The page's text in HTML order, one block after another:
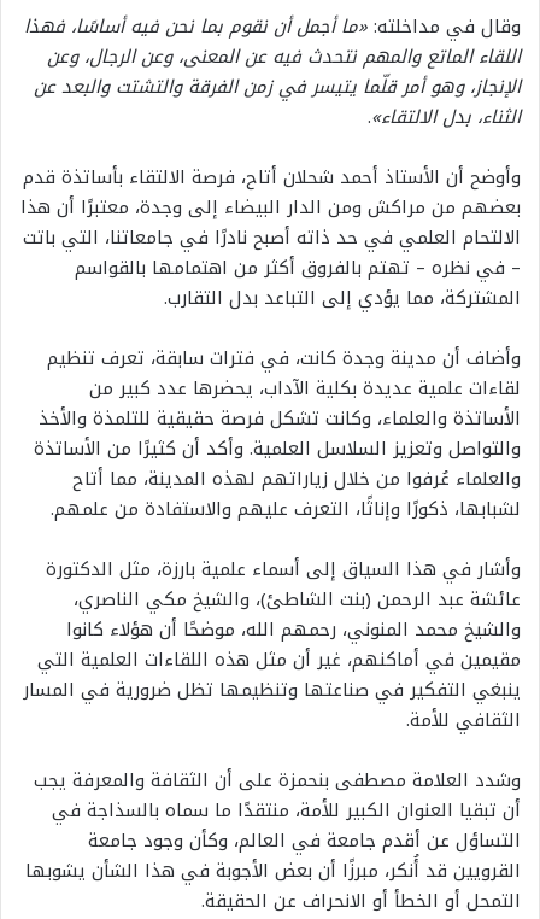
وقال في مداخلته:«ما أجمل أن نقوم بما نحن فيه أساسًا، فهذا
اللقاء الماتع والمهم نتحدث فيه عن المعنى، وعن الرجال، وعن
الإنجاز، وهو أمر قلّما يتيسر في زمن الفرقة والتشتت والبعد عن
الثناء، بدل الالتقاء»
.
وأوضح أن الأستاذ أحمد شحلان أتاح، فرصة الالتقاء بأساتذة قدم
بعضهم من مراكش ومن الدار البيضاء إلى وجدة، معتبرًا أن هذا
الالتحام العلمي في حد ذاته أصبح نادرًا في جامعاتنا، التي باتت
– في نظره – تهتم بالفروق أكثر من اهتمامها بالقواسم
المشتركة، مما يؤدي إلى التباعد بدل التقارب.
وأضاف أن مدينة وجدة كانت، في فترات سابقة، تعرف تنظيم
لقاءات علمية عديدة بكلية الآداب، يحضرها عدد كبير من
الأساتذة والعلماء، وكانت تشكل فرصة حقيقية للتلمذة والأخذ
والتواصل وتعزيز السلاسل العلمية. وأكد أن كثيرًا من الأساتذة
والعلماء عُرفوا من خلال زياراتهم لهذه المدينة، مما أتاح
لشبابها، ذكورًا وإناثًا، التعرف عليهم والاستفادة من علمهم.
وأشار في هذا السياق إلى أسماء علمية بارزة، مثل الدكتورة
عائشة عبد الرحمن (بنت الشاطئ)، والشيخ مكي الناصري،
والشيخ محمد المنوني، رحمهم الله، موضحًا أن هؤلاء كانوا
مقيمين في أماكنهم، غير أن مثل هذه اللقاءات العلمية التي
ينبغي التفكير في صناعتها وتنظيمها تظل ضرورية في المسار
الثقافي للأمة.
وشدد العلامة مصطفى بنحمزة على أن الثقافة والمعرفة يجب
أن تبقيا العنوان الكبير للأمة، منتقدًا ما سماه بالسذاجة في
التساؤل عن أقدم جامعة في العالم، وكأن وجود جامعة
القرويين قد أُنكر، مبرزًا أن بعض الأجوبة في هذا الشأن يشوبها
التمحل أو الخطأ أو الانحراف عن الحقيقة.